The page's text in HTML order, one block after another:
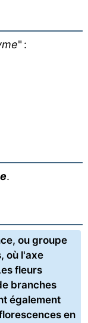
" :
.
ou groupe
où l'axe
fleurs
branches
également
en